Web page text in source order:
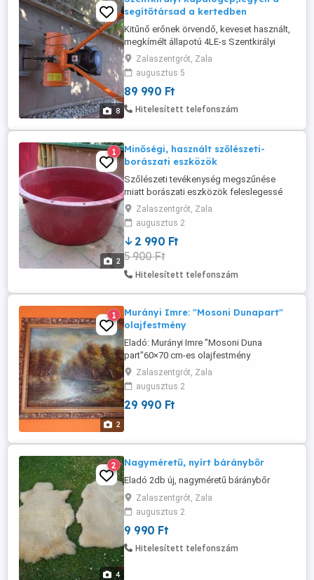
8
segítőtársad a kertedben
Kitűnő erőnek örvendő, keveset használt,
megkímélt állapotú 4LE-s Szentkirályi
kapálógép kerti tevékenység
megszűnése miatt gazdát cserélne.
Szervizelve !
Zalaszentgrót, Zala
augusztus 5
89 990 Ft
Hitelesített telefonszám
2
1
Minőségi, használt szőlészeti-
borászati eszközök
Szőlészeti tevékenység megszűnése
miatt borászati eszközök feleslegessé
váltak.(szőlőprés,
daráló,hordók,alumínium puttony,
szüretelő kádak) 120 literes szüretelő kád
Zalaszentgrót, Zala
augusztus 2
2 990 Ft
5 900 Ft
Hitelesített telefonszám
2
1
Murányi Imre: "Mosoni Dunapart"
olajfestmény
Eladó: Murányi Imre "Mosoni Duna
part"60×70 cm-es olajfestmény
Zalaszentgrót, Zala
augusztus 2
29 990 Ft
4
2 Nagyméretű, nyírt báránybőr
Eladó 2db új, nagyméretű báránybőr
Zalaszentgrót, Zala
augusztus 2
9 990 Ft
Hitelesített telefonszám